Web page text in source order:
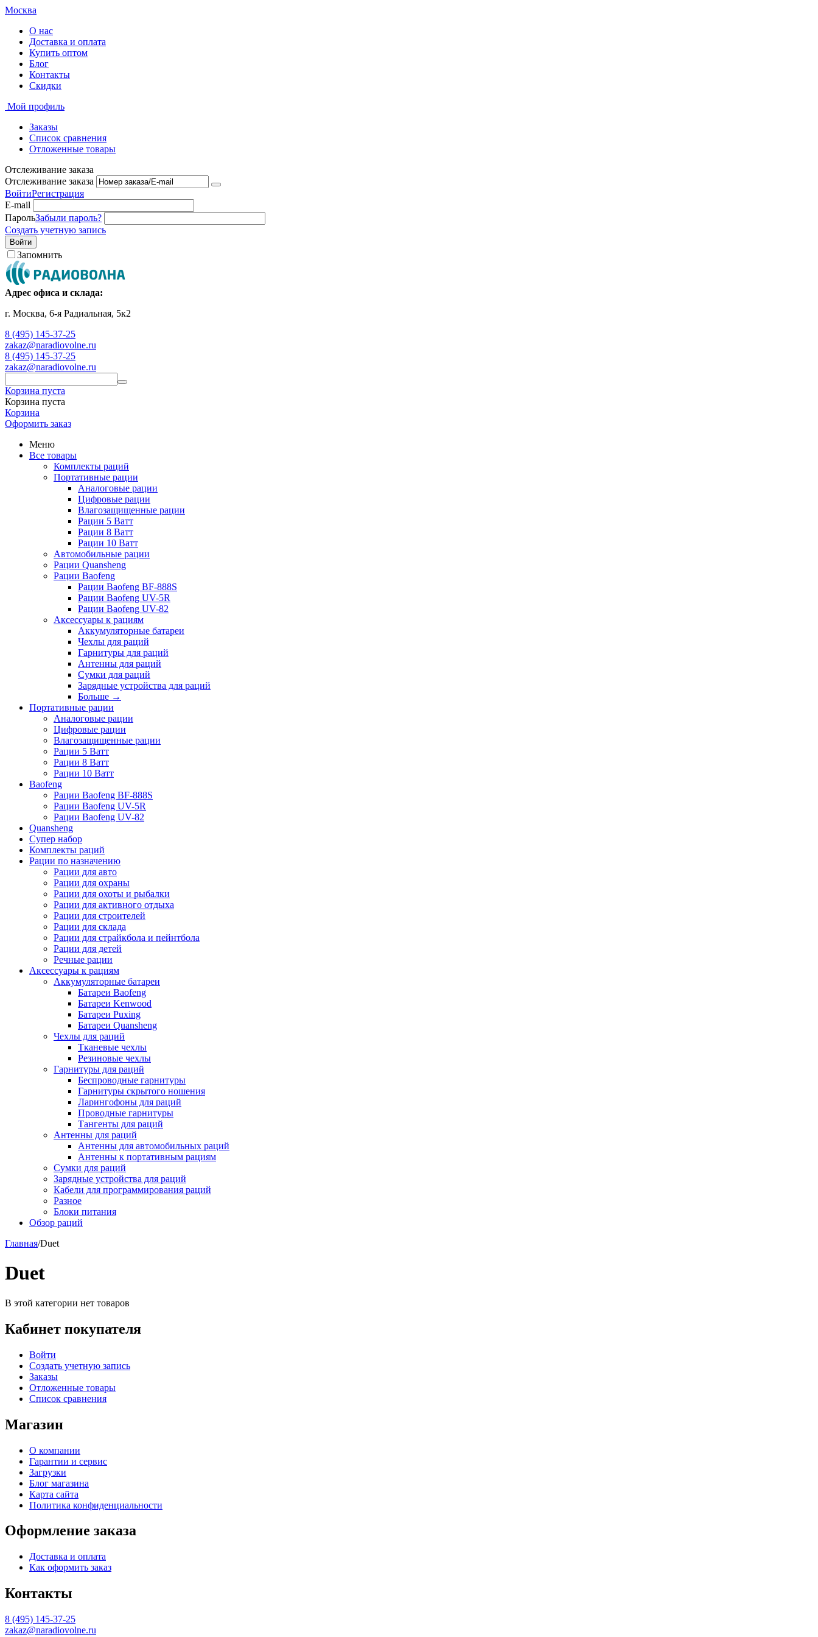
Москва
О нас
Доставка и оплата
Купить оптом
Блог
Контакты
Скидки
Мой профиль
Заказы
Список сравнения
Отложенные товары
Отслеживание заказа
Отслеживание заказа
ВойтиРегистрация
E-mail
ПарольЗабыли пароль?
Создать учетную запись
Войти
Запомнить
Адрес офиса и склада:
г. Москва, 6-я Радиальная, 5к2
8 (495) 145-37-25
zakaz@naradiovolne.ru
8 (495) 145-37-25
zakaz@naradiovolne.ru
Корзина пуста
Корзина пуста
Корзина
Оформить заказ
Меню
Все товары
Комплекты раций
Портативные рации
Аналоговые рации
Цифровые рации
Влагозащищенные рации
Рации 5 Ватт
Рации 8 Ватт
Рации 10 Ватт
Автомобильные рации
Рации Quansheng
Рации Baofeng
Рации Baofeng BF-888S
Рации Baofeng UV-5R
Рации Baofeng UV-82
Аксессуары к рациям
Аккумуляторные батареи
Чехлы для раций
Гарнитуры для раций
Антенны для раций
Сумки для раций
Зарядные устройства для раций
Больше →
Портативные рации
Аналоговые рации
Цифровые рации
Влагозащищенные рации
Рации 5 Ватт
Рации 8 Ватт
Рации 10 Ватт
Baofeng
Рации Baofeng BF-888S
Рации Baofeng UV-5R
Рации Baofeng UV-82
Quansheng
Супер набор
Комплекты раций
Рации по назначению
Рации для авто
Рации для охраны
Рации для охоты и рыбалки
Рации для активного отдыха
Рации для строителей
Рации для склада
Рации для страйкбола и пейнтбола
Рации для детей
Речные рации
Аксессуары к рациям
Аккумуляторные батареи
Батареи Baofeng
Батареи Kenwood
Батареи Puxing
Батареи Quansheng
Чехлы для раций
Тканевые чехлы
Резиновые чехлы
Гарнитуры для раций
Беспроводные гарнитуры
Гарнитуры скрытого ношения
Ларингофоны для раций
Проводные гарнитуры
Тангенты для раций
Антенны для раций
Антенны для автомобильных раций
Антенны к портативным рациям
Сумки для раций
Зарядные устройства для раций
Кабели для программирования раций
Разное
Блоки питания
Обзор раций
Главная/Duet
Duet
В этой категории нет товаров
Кабинет покупателя
Войти
Создать учетную запись
Заказы
Отложенные товары
Список сравнения
Магазин
О компании
Гарантии и сервис
Загрузки
Блог магазина
Карта сайта
Политика конфиденциальности
Оформление заказа
Доставка и оплата
Как оформить заказ
Контакты
8 (495) 145-37-25
zakaz@naradiovolne.ru